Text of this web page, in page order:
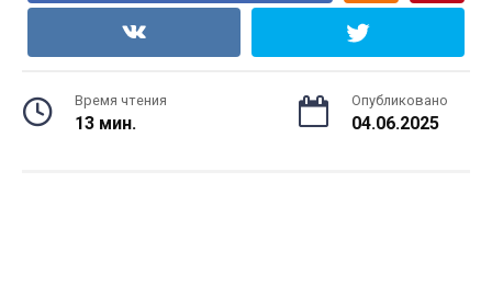
Время чтения
13 мин.
Опубликовано
04.06.2025